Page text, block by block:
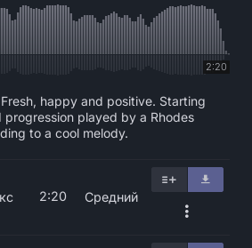
2:20
happy and positive. Starting
played by a Rhodes
to a cool melody.
2:20 Средний